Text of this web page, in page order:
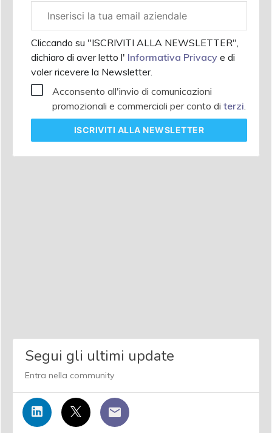
aziendale
Cliccando su "ISCRIVITI ALLA NEWSLETTER",
dichiaro di aver letto l' Informativa Privacy e di
voler ricevere la Newsletter.
Acconsento all'invio di comunicazioni
promozionali e commerciali per conto di terzi
ISCRIVITI ALLA NEWSLETTER
Segui gli ultimi update
Entra nella community